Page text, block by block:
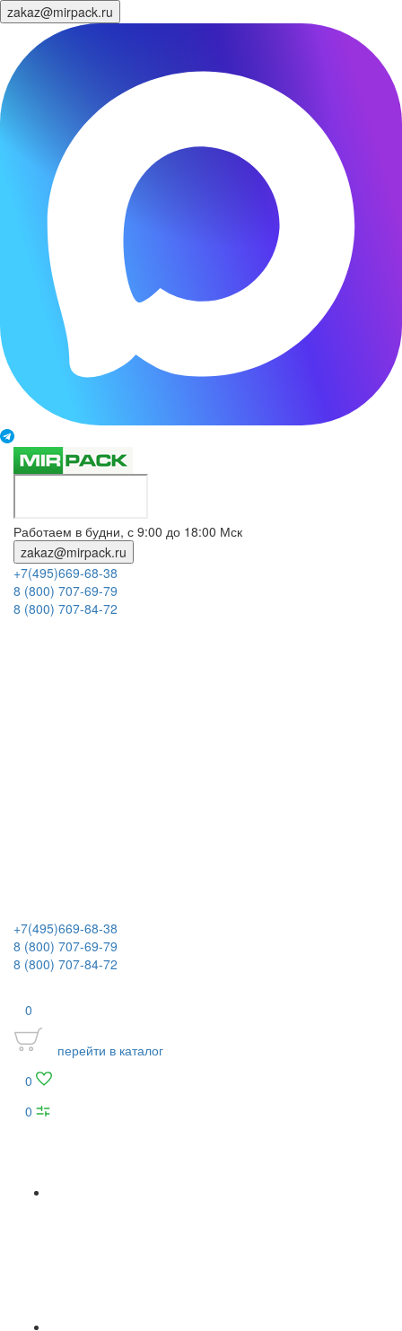
zakaz@mirpack.ru
Работаем в будни, с 9:00 до 18:00 Мск
zakaz@mirpack.ru
+7(495)669-68-38
8 (800) 707-69-79
8 (800) 707-84-72
+7(495)669-68-38
8 (800) 707-69-79
8 (800) 707-84-72
0
перейти в каталог
0
0